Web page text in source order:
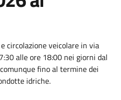
circolazione veicolare in via
alle ore 18:00 nei giorni dal
fino al termine dei
idriche.